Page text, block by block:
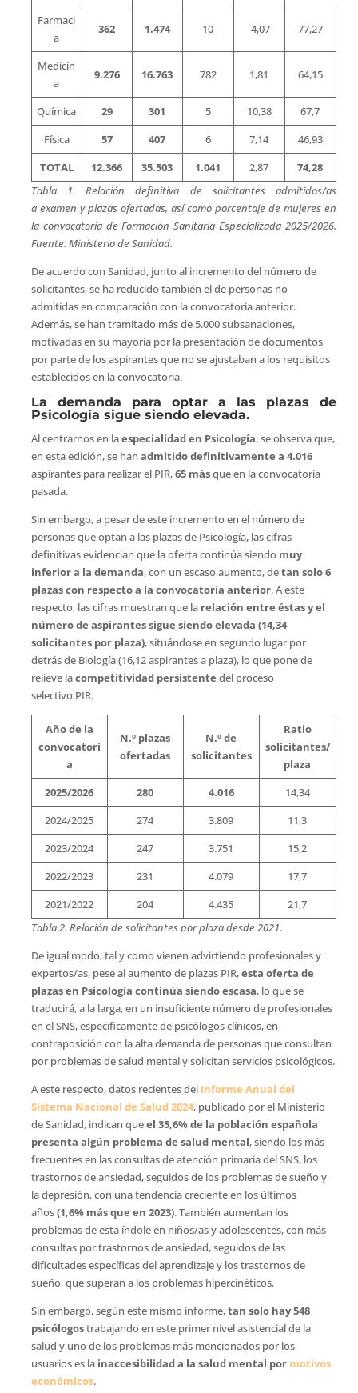
Farmaci
a
362 1.474 10 4,07 77,27
Medicin
a
9.276 16.763 782 1,81 64,15
Química 29 301 5 10,38
67,7
Física
57 407 6 7,14
46,93
TOTAL
12.366 35.503 1.041 2,87
74,28
Tabla 1. Relación definitiva de solicitantes admitidos/as
a examen y plazas ofertadas, así como porcentaje de mujeres en
la convocatoria de Formación Sanitaria Especializada 2025/2026.
Fuente: Ministerio de Sanidad.
De acuerdo con Sanidad, junto al incremento del número de
solicitantes, se ha reducido también el de personas no
admitidas en comparación con la convocatoria anterior.
Además, se han tramitado más de 5.000 subsanaciones,
motivadas en su mayoría por la presentación de documentos
por parte de los aspirantes que no se ajustaban a los requisitos
establecidos en la convocatoria.
La demanda para optar a las plazas de
Psicología sigue siendo elevada.
Al centrarnos en laespecialidad en Psicología, se observa que,
en esta edición, se han admitido definitivamente a 4.016
aspirantes para realizar el PIR,65 másque en la convocatoria
pasada.
Sin embargo, a pesar de este incremento en el número de
personas que optan a las plazas de Psicología, las cifras
definitivas evidencian que la oferta continúa siendo muy
inferior a la demanda, con un escaso aumento, detan solo 6
plazas con respecto a la convocatoria anterior. A este
respecto, las cifras muestran que larelación entre éstas y el
número de aspirantes sigue siendo elevada (14,34
solicitantes por plaza), situándose en segundo lugar por
detrás de Biología (16,12 aspirantes a plaza), lo que pone de
relieve lacompetitividad persistente del proceso
selectivo PIR.
Año de la
convocatori
a
N.º plazas
ofertadas
N.º de
solicitantes
Ratio
solicitantes/
plaza
2025/2026
280 4.016
14,34
2024/2025
274 3.809
11,3
2023/2024
247 3.751
15,2
2022/2023
231 4.079
17,7
2021/2022
204 4.435
21,7
Tabla 2. Relación de solicitantes por plaza desde 2021.
De igual modo, tal y como vienen advirtiendo profesionales y
expertos/as, pese al aumento de plazas PIR,esta oferta de
plazas en Psicología continúa siendo escasa, lo que se
traducirá, a la larga, en un insuficiente número de profesionales
en el SNS, específicamente de psicólogos clínicos, en
contraposición con la alta demanda de personas que consultan
por problemas de salud mental y solicitan servicios psicológicos.
A este respecto, datos recientes del Informe Anual del
Sistema Nacional de Salud 2024, publicado por el Ministerio
de Sanidad, indican queel 35,6% de la población española
presenta algún problema de salud mental, siendo los más
frecuentes en las consultas de atención primaria del SNS, los
trastornos de ansiedad, seguidos de los problemas de sueño y
la depresión, con una tendencia creciente en los últimos
años(1,6% más que en 2023). También aumentan los
problemas de esta índole en niños/as y adolescentes, con más
consultas por trastornos de ansiedad, seguidos de las
dificultades específicas del aprendizaje y los trastornos de
sueño, que superan a los problemas hipercinéticos.
Sin embargo, según este mismo informe,tan solo hay 548
psicólogostrabajando en este primer nivel asistencial de la
salud y uno de los problemas más mencionados por los
usuarios es la inaccesibilidad a la salud mental por motivos
económicos.